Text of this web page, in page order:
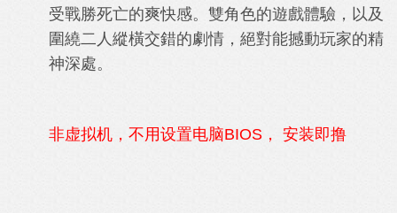
受戰勝死亡的爽快感。雙角色的遊戲體驗，以及
圍繞二人縱橫交錯的劇情，絕對能撼動玩家的精
神深處。
非虚拟机，不用设置电脑BIOS， 安装即撸